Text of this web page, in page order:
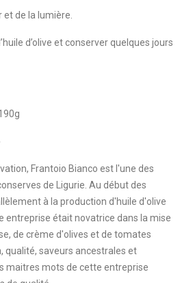
et de la lumière
d’olive et conserver quelques jours
Frantoio Bianco est l'une des
de Ligurie. Au début des
à la production d'huile d'olive
entreprise était novatrice dans la mise
de crème d'olives et de tomates
qualité, saveurs ancestrales et
maitres mots de cette entreprise